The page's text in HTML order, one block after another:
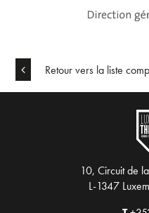
Retour vers la liste
10, Circuit de
L-1347